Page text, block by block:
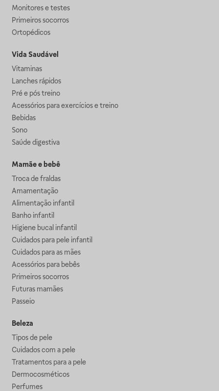
Monitores e testes
Primeiros socorros
Ortopédicos
Vida Saudável
Vitaminas
Lanches rápidos
Pré e pós treino
Acessórios para exercícios e treino
Bebidas
Sono
Saúde digestiva
Mamãe e bebê
Troca de fraldas
Amamentação
Alimentação infantil
Banho infantil
Higiene bucal infantil
Cuidados para pele infantil
Cuidados para as mães
Acessórios para bebês
Primeiros socorros
Futuras mamães
Passeio
Beleza
Tipos de pele
Cuidados com a pele
Tratamentos para a pele
Dermocosméticos
Perfumes